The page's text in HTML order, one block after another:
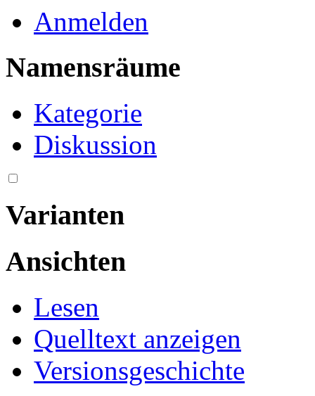
Anmelden
Namensräume
Kategorie
Diskussion
Varianten
Ansichten
Lesen
Quelltext anzeigen
Versionsgeschichte